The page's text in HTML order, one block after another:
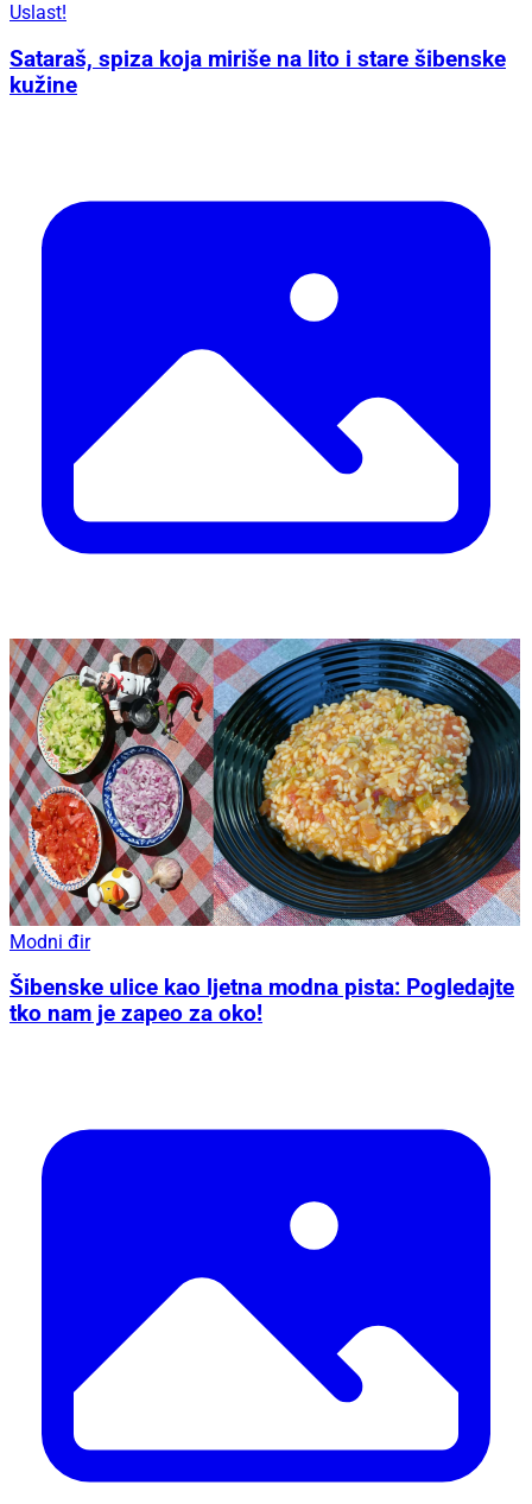
Uslast!
Sataraš, spiza koja miriše na lito i stare šibenske
kužine
Modni đir
Šibenske ulice kao ljetna modna pista: Pogledajte
tko nam je zapeo za oko!